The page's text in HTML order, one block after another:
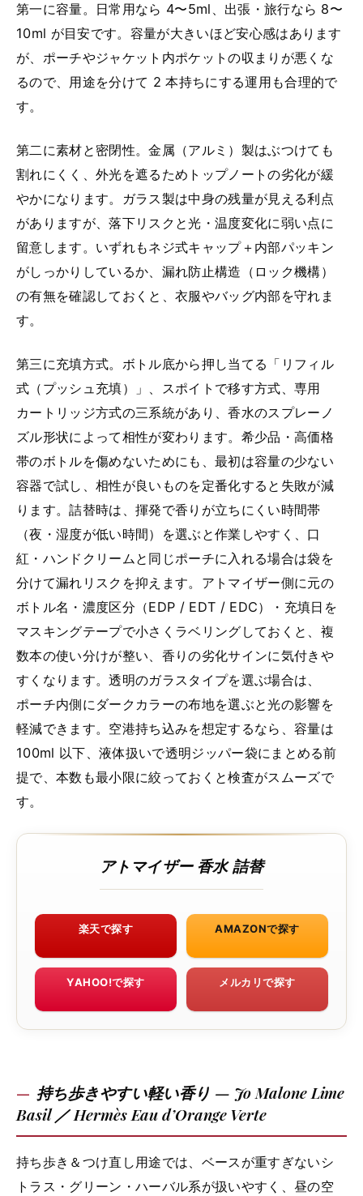
第一に容量。日常用なら 4〜5ml、出張・旅行なら 8〜
10ml が目安です。容量が大きいほど安心感はあります
が、ポーチやジャケット内ポケットの収まりが悪くな
るので、用途を分けて 2 本持ちにする運用も合理的で
す。
第二に素材と密閉性。金属（アルミ）製はぶつけても
割れにくく、外光を遮るためトップノートの劣化が緩
やかになります。ガラス製は中身の残量が見える利点
がありますが、落下リスクと光・温度変化に弱い点に
留意します。いずれもネジ式キャップ＋内部パッキン
がしっかりしているか、漏れ防止構造（ロック機構）
の有無を確認しておくと、衣服やバッグ内部を守れま
す。
第三に充填方式。ボトル底から押し当てる「リフィル
式（プッシュ充填）」、スポイトで移す方式、専用
カートリッジ方式の三系統があり、香水のスプレーノ
ズル形状によって相性が変わります。希少品・高価格
帯のボトルを傷めないためにも、最初は容量の少ない
容器で試し、相性が良いものを定番化すると失敗が減
ります。詰替時は、揮発で香りが立ちにくい時間帯
（夜・湿度が低い時間）を選ぶと作業しやすく、口
紅・ハンドクリームと同じポーチに入れる場合は袋を
分けて漏れリスクを抑えます。アトマイザー側に元の
ボトル名・濃度区分（EDP / EDT / EDC）・充填日を
マスキングテープで小さくラベリングしておくと、複
数本の使い分けが整い、香りの劣化サインに気付きや
すくなります。透明のガラスタイプを選ぶ場合は、
ポーチ内側にダークカラーの布地を選ぶと光の影響を
軽減できます。空港持ち込みを想定するなら、容量は
100ml 以下、液体扱いで透明ジッパー袋にまとめる前
提で、本数も最小限に絞っておくと検査がスムーズで
す。
アトマイザー 香水 詰替
楽天で探す AMAZONで探す
YAHOO!で探す メルカリで探す
持ち歩きやすい軽い香り — Jo Malone Lime
Basil ／ Hermès Eau d’Orange Verte
持ち歩き＆つけ直し用途では、ベースが重すぎないシ
トラス・グリーン・ハーバル系が扱いやすく、昼の空